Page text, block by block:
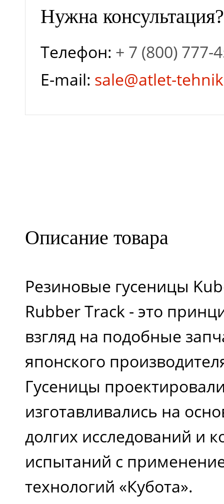
Нужна консультация?
Телефон: + 7 (800) 777-
E-mail: sale@atlet-
Описание товара
Резиновые гусеницы
Rubber Track - это
взгляд на подобные
японского
Гусеницы
изготавливались на
долгих исследований и
испытаний с
технологий «Кубота».